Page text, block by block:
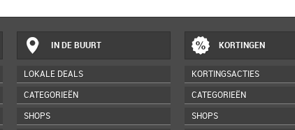
IN DE BUURT
LOKALE DEALS
CATEGORIEËN
SHOPS
KORTINGEN
KORTINGSACTIES
CATEGORIEËN
SHOPS